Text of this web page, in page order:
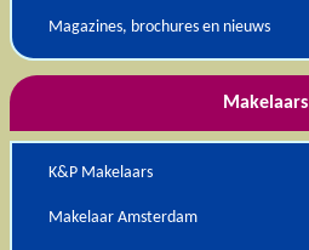
Magazines, brochures en nieuws
Makelaars
K&P Makelaars
Makelaar Amsterdam